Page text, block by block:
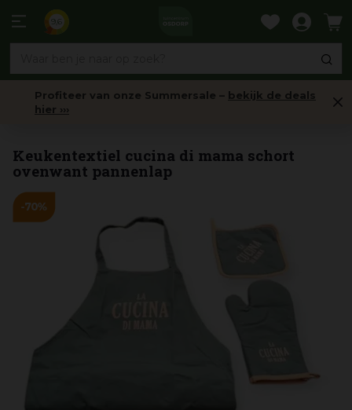
naar
Profiteer van onze Summersale – bekijk de deals
hier ›››
Keukentextiel cucina di mama schort
ovenwant pannenlap